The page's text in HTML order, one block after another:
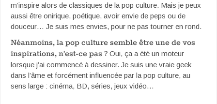
m’inspire alors de classiques de la pop culture. Mais je peux
aussi être onirique, poétique, avoir envie de peps ou de
douceur… Je suis mes envies, pour ne pas tourner en rond.
Néanmoins, la pop culture semble être une de vos
inspirations, n’est-ce pas ? Oui, ça a été un moteur
lorsque j’ai commencé à dessiner. Je suis une vraie geek
dans l’âme et forcément influencée par la pop culture, au
sens large : cinéma, BD, séries, jeux vidéo…